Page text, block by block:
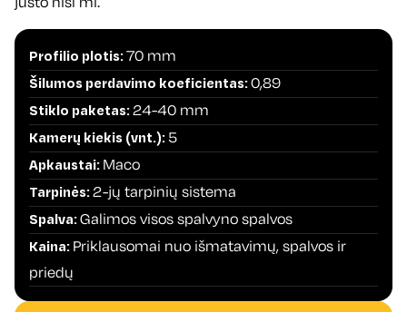
Profilio plotis:70 mm
Šilumos perdavimo koeficientas:0,89
Stiklo paketas:24-40 mm
Kamerų kiekis (vnt.):5
Apkaustai:Maco
Tarpinės:2-jų tarpinių sistema
Spalva:Galimos visos spalvyno spalvos
Kaina:Priklausomai nuo išmatavimų, spalvos ir
priedų